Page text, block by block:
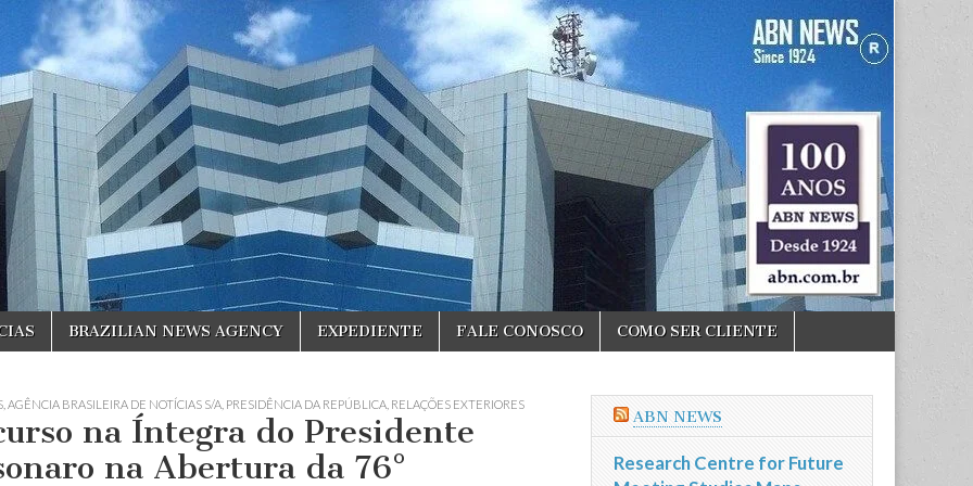
BRAZILIAN NEWS AGENCY EXPEDIENTE FALE CONOSCO COMO SER CLIENTE
AGÊNCIA BRASILEIRA DE NOTÍCIAS S/A PRESIDÊNCIA DA REPÚBLICA RELAÇÕES EXTERIORES
na Íntegra do Presidente
na Abertura da 76°
ABN NEWS
Research Centre for Future